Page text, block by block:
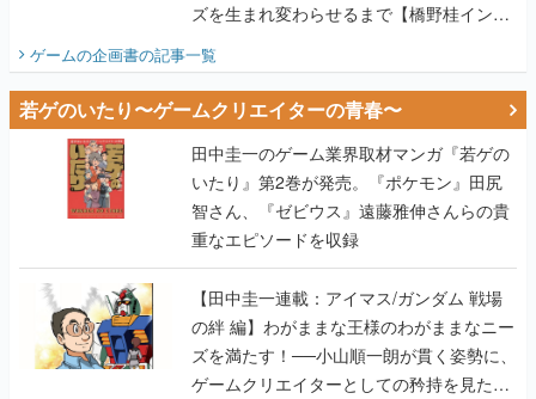
ズを生まれ変わらせるまで【橋野桂インタ
ビュー】
ゲームの企画書の記事一覧
若ゲのいたり〜ゲームクリエイターの青春〜
田中圭一のゲーム業界取材マンガ『若ゲの
いたり』第2巻が発売。『ポケモン』田尻
智さん、『ゼビウス』遠藤雅伸さんらの貴
重なエピソードを収録
【田中圭一連載：アイマス/ガンダム 戦場
の絆 編】わがままな王様のわがままなニー
ズを満たす！──小山順一朗が貫く姿勢に、
ゲームクリエイターとしての矜持を見た